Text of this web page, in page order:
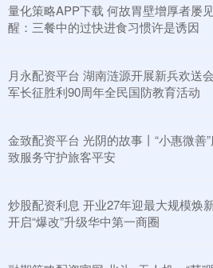
量化策略APP下载 何故胃壁增厚者屡
醒：三餐中的过快进食习惯许是诱因
月永配资平台 湖南涟源开展新兵欢送
军长征胜利90周年全民国防教育活动
金致配资平台 光阴的故事丨“小惠微善
致服务守护旅客平安
炒股配资利息 开业27年迎最大规模焕
开启“爆改”升级华中第一商圈